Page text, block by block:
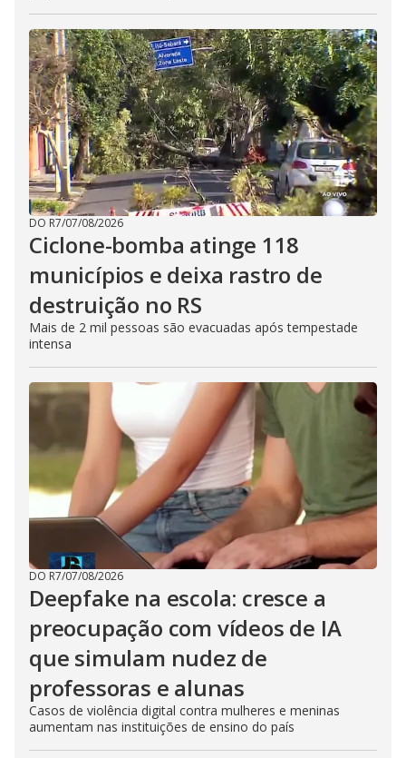
DO R7/07/08/2026
Ciclone-bomba atinge 118
municípios e deixa rastro de
destruição no RS
Mais de 2 mil pessoas são evacuadas após tempestade
intensa
DO R7/07/08/2026
Deepfake na escola: cresce a
preocupação com vídeos de IA
que simulam nudez de
professoras e alunas
Casos de violência digital contra mulheres e meninas
aumentam nas instituições de ensino do país